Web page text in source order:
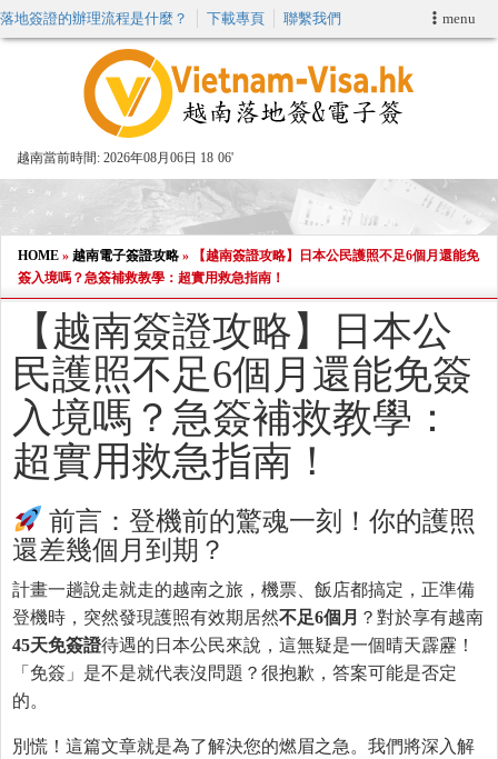
menu
落地簽證的辦理流程是什麼？ 下載專頁 聯繫我們
越南當前時間: 2026年08月06日 18 06'
申請簽證
VIP快速通關服务
加快E-VISA服務
週末緊急電子簽證
查詢簽證狀態
HOME » 越南電子簽證攻略 »
【越南簽證攻略】日本公民護照不足6個月還能免
簽入境嗎？急簽補救教學：超實用救急指南！
【越南簽證攻略】日本公
民護照不足6個月還能免簽
入境嗎？急簽補救教學：
超實用救急指南！
前言：登機前的驚魂一刻！你的護照
還差幾個月到期？
計畫一趟說走就走的越南之旅，機票、飯店都搞定，正準備
登機時，突然發現護照有效期居然不足6個月 ？對於享有越南
45天免簽證待遇的日本公民來說，這無疑是一個晴天霹靂！
「免簽」是不是就代表沒問題？很抱歉，答案可能是否定
的。
別慌！這篇文章就是為了解決您的燃眉之急。我們將深入解